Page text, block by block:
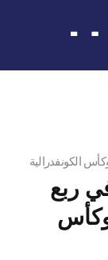
الكونفدرالية
ربع
وكأس